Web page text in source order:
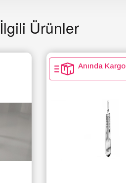
İlgili Ürünler
Anında Kargo